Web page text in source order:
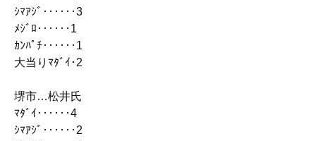
ｼﾏｱｼﾞ‥‥‥3
ﾒｼﾞﾛ‥‥‥1
ｶﾝﾊﾟﾁ‥‥‥1
大当りﾏﾀﾞｲ･2
堺市…松井氏
ﾏﾀﾞｲ‥‥‥4
ｼﾏｱｼﾞ‥‥‥2